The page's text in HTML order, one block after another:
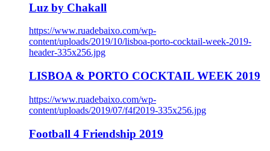
Luz by Chakall
https://www.ruadebaixo.com/wp-
content/uploads/2019/10/lisboa-porto-cocktail-week-2019-
header-335x256.jpg
LISBOA & PORTO COCKTAIL WEEK 2019
https://www.ruadebaixo.com/wp-
content/uploads/2019/07/f4f2019-335x256.jpg
Football 4 Friendship 2019